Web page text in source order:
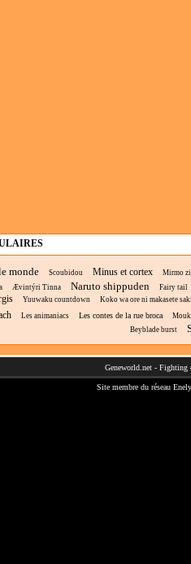
monde Scoubidou Minus et cortex Mirmo
Ævintýri Tinna Naruto shippuden Fairy tail
Yuuwaku countdown Koko wa ore ni makasete
Les animaniacs Les contes de la rue broca
Mouk
Beyblade burst
Geneworld.net - Fighting
Site membre du réseau